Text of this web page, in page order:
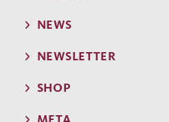
NEWS
NEWSLETTER
SHOP